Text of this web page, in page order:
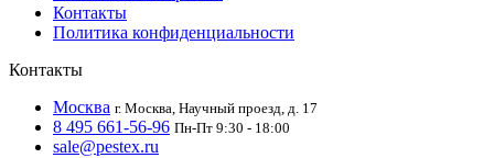
Контакты
Политика конфиденциальности
Контакты
Москва г. Москва, Научный проезд, д. 17
8 495 661-56-96 Пн-Пт 9:30 - 18:00
sale@pestex.ru